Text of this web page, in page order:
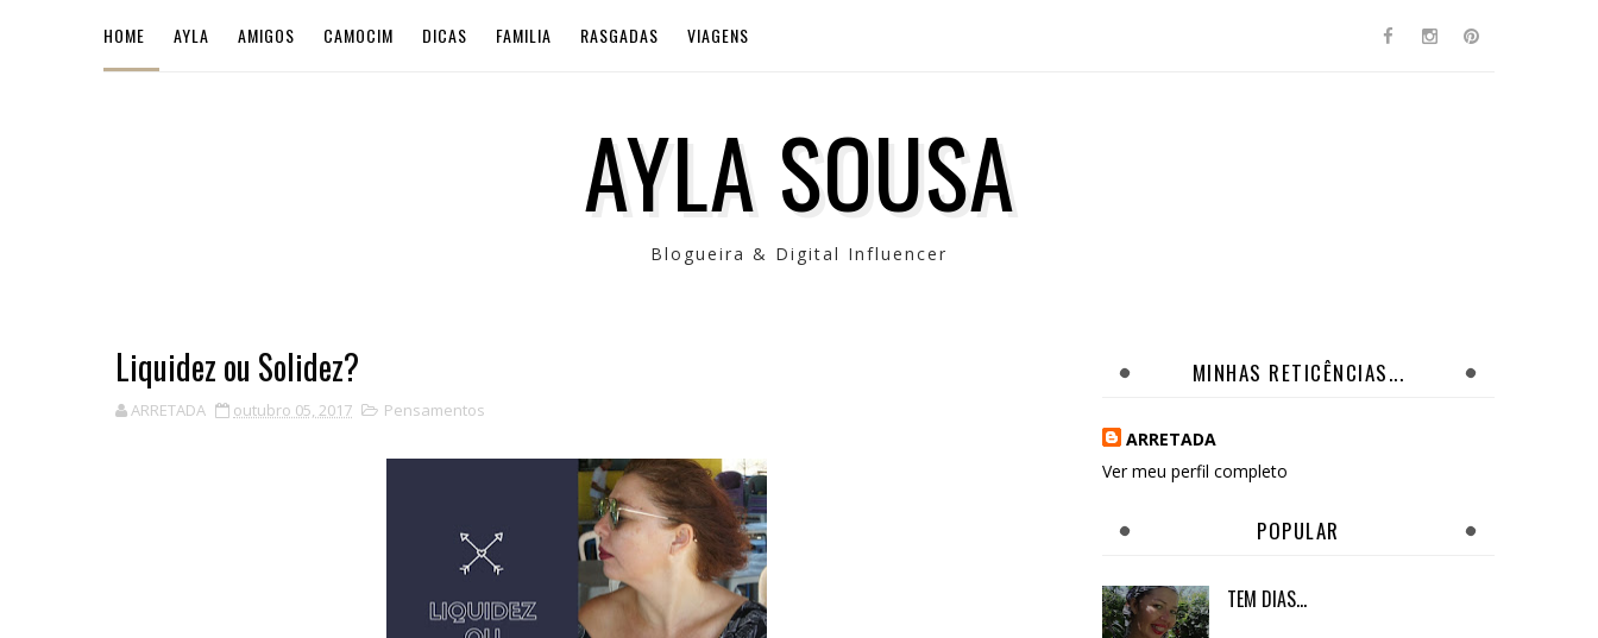
HOME AYLA AMIGOS CAMOCIM DICAS FAMILIA RASGADAS VIAGENS
AYLA SOUSA
Blogueira & Digital Influencer
Liquidez ou Solidez?
ARRETADA outubro 05, 2017 Pensamentos
MINHAS RETICÊNCIAS...
ARRETADA
Ver meu perfil completo
POPULAR
TEM DIAS...